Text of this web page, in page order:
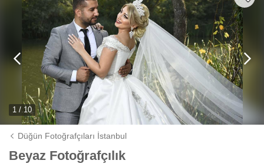
1 / 10
Düğün Fotoğrafçıları İstanbul
Beyaz Fotoğrafçılık